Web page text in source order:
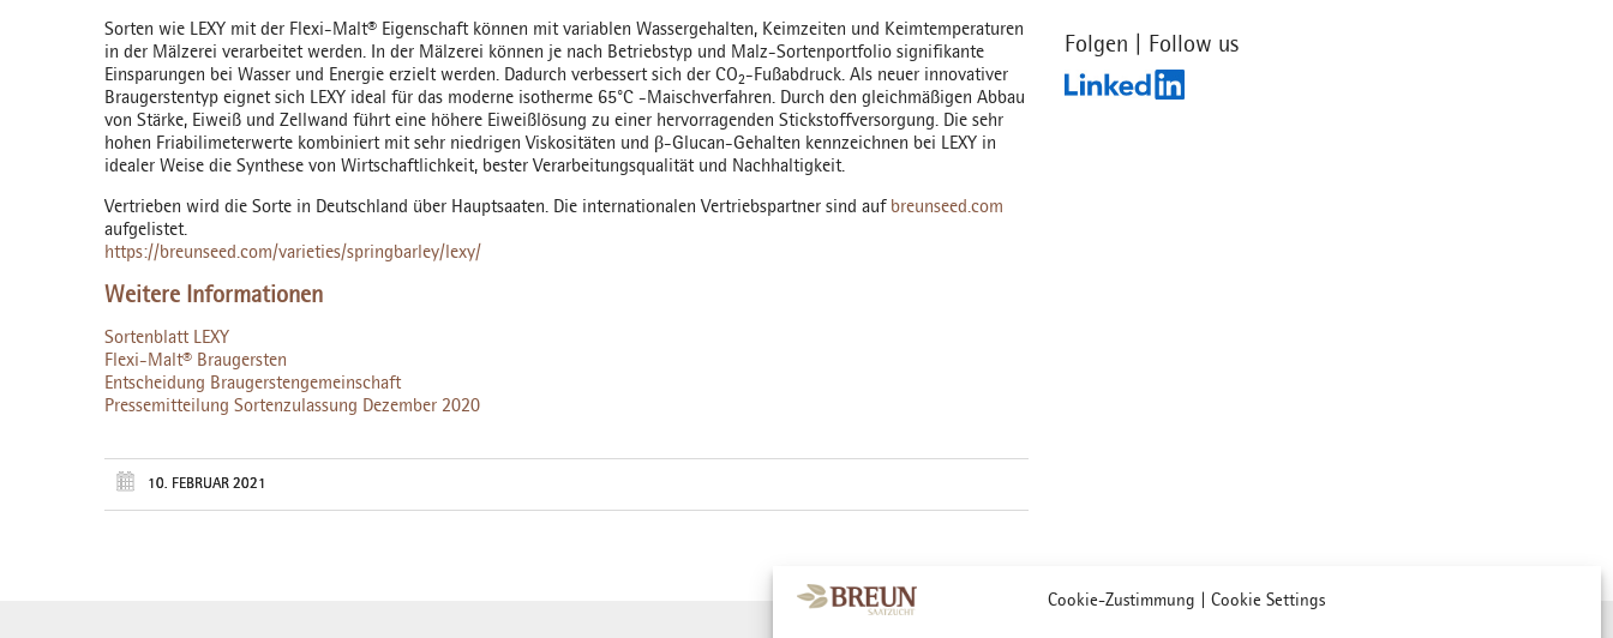
Cookie-Zustimmung | Cookie Settings
Sorten wie LEXY mit der Flexi-Malt® Eigenschaft können mit variablen Wassergehalten, Keimzeiten und Keimtemperaturen
in der Mälzerei verarbeitet werden. In der Mälzerei können je nach Betriebstyp und Malz-Sortenportfolio signifikante
Einsparungen bei Wasser und Energie erzielt werden. Dadurch verbessert sich der CO2-Fußabdruck. Als neuer innovativer
Braugerstentyp eignet sich LEXY ideal für das moderne isotherme 65°C -Maischverfahren. Durch den gleichmäßigen Abbau
von Stärke, Eiweiß und Zellwand führt eine höhere Eiweißlösung zu einer hervorragenden Stickstoffversorgung. Die sehr
hohen Friabilimeterwerte kombiniert mit sehr niedrigen Viskositäten und β-Glucan-Gehalten kennzeichnen bei LEXY in
idealer Weise die Synthese von Wirtschaftlichkeit, bester Verarbeitungsqualität und Nachhaltigkeit.
Vertrieben wird die Sorte in Deutschland über Hauptsaaten. Die internationalen Vertriebspartner sind auf breunseed.com
aufgelistet.
https://breunseed.com/varieties/springbarley/lexy/
Weitere Informationen
Sortenblatt LEXY
Flexi-Malt® Braugersten
Entscheidung Braugerstengemeinschaft
Pressemitteilung Sortenzulassung Dezember 2020
10. FEBRUAR 2021
Folgen | Follow us